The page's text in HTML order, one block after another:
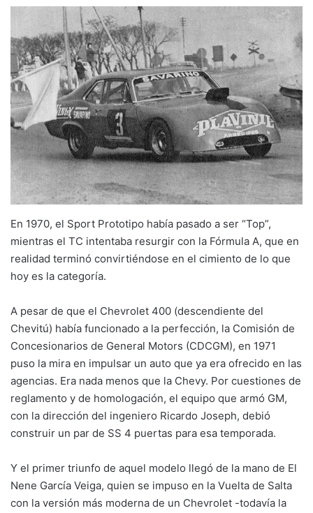
En 1970, el Sport Prototipo había pasado a ser “Top”,
mientras el TC intentaba resurgir con la Fórmula A, que en
realidad terminó convirtiéndose en el cimiento de lo que
hoy es la categoría.
A pesar de que el Chevrolet 400 (descendiente del
Chevitú) había funcionado a la perfección, la Comisión de
Concesionarios de General Motors (CDCGM), en 1971
puso la mira en impulsar un auto que ya era ofrecido en las
agencias. Era nada menos que la Chevy. Por cuestiones de
reglamento y de homologación, el equipo que armó GM,
con la dirección del ingeniero Ricardo Joseph, debió
construir un par de SS 4 puertas para esa temporada.
Y el primer triunfo de aquel modelo llegó de la mano de El
Nene García Veiga, quien se impuso en la Vuelta de Salta
con la versión más moderna de un Chevrolet -todavía la